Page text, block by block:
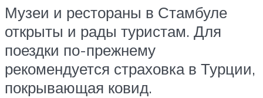
Музеи и рестораны в Стамбуле
открыты и рады туристам. Для
поездки по-прежнему
рекомендуется страховка в Турции,
покрывающая ковид.